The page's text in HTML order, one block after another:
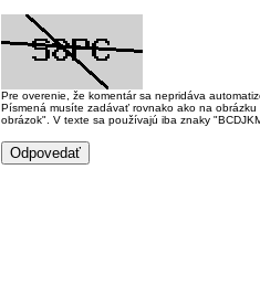
Pre overenie, že komentár sa nepridáva
Písmená musíte zadávať rovnako ako na
obrázok". V texte sa používajú iba znaky